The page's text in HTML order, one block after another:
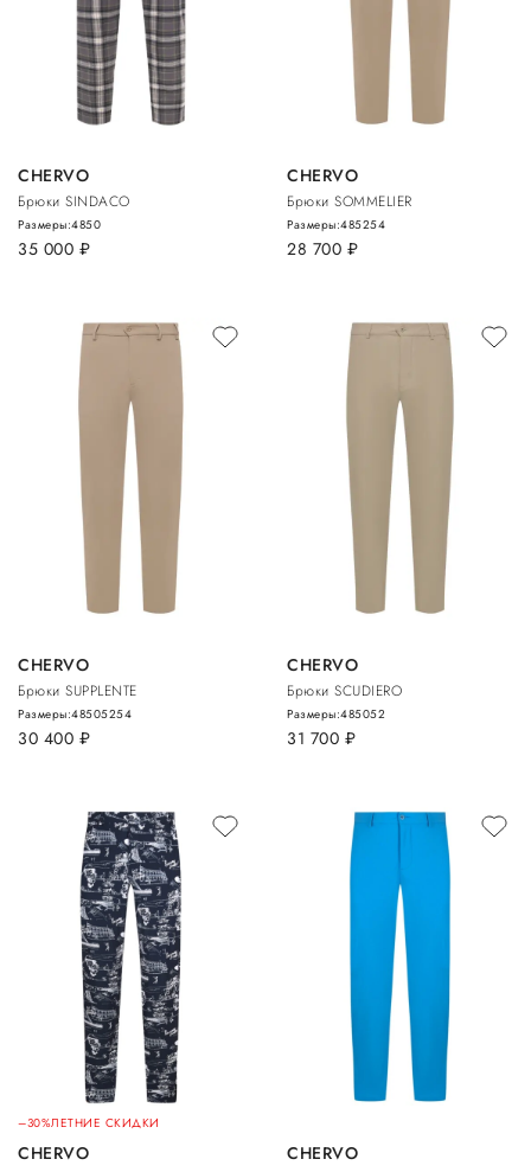
CHERVO
Брюки SINDACO
35 000 руб.
Размеры:4850
CHERVO
Брюки SOMMELIER
28 700 руб.
Размеры:485254
CHERVO
Брюки SUPPLENTE
30 400 руб.
Размеры:48505254
CHERVO
Брюки SCUDIERO
31 700 руб.
Размеры:485052
–30%ЛЕТНИЕ СКИДКИ
CHERVO CHERVO